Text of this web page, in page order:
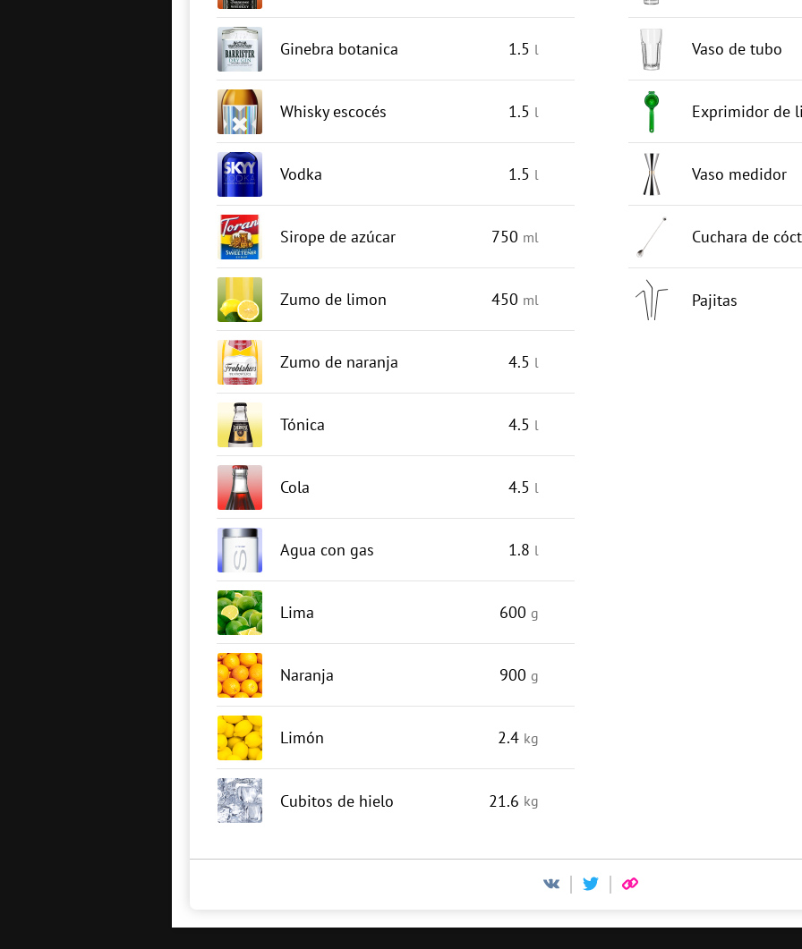
Ginebra botanica 1.5 l
Whisky escocés 1.5 l
Vodka 1.5 l
Sirope de azúcar 750 ml
Zumo de limon 450 ml
Zumo de naranja 4.5 l
Tónica 4.5 l
Cola 4.5 l
Agua con gas 1.8 l
Lima 600 g
Naranja 900 g
Limón 2.4 kg
Cubitos de hielo 21.6 kg
Vaso de tubo
Exprimidor de
Vaso medidor
Cuchara de
Pajitas